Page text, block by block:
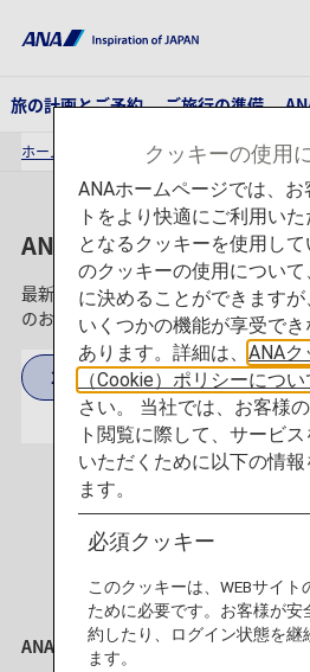
旅の計画とご予約 ご旅行の準備
ホーム ANAからのお知らせ一覧
ANAからのお知らせ一覧
最新の空港情報、サービス情報やプレ
のお知らせを掲載しています。
2026 2025
ANAグループ企業情報
クッキーの使用
ANAホームページでは、お
トをより快適にご利用い
となるクッキーを使用し
のクッキーの使用につい
に決めることができますが
いくつかの機能が享受で
あります。詳細は、 ANAク
（Cookie）ポリシーについ
さい。 当社では、お客様
ト閲覧に際して、サービ
いただくために以下の情報
ます。
必須クッキー
このクッキーは、WEBサイ
ために必要です。お客様が安
約したり、ログイン状態を継
ます。